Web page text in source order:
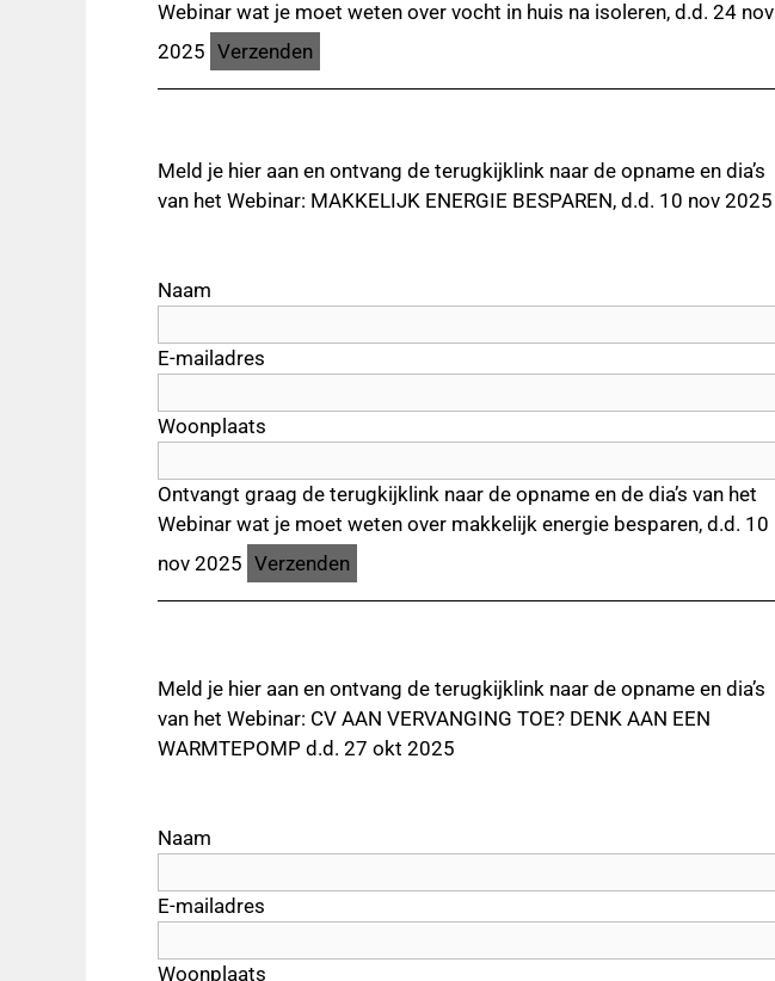
Webinar wat je moet weten over vocht in huis na isoleren, d.d. 24 nov
2025
Meld je hier aan en ontvang de terugkijklink naar de opname en dia’s
van het Webinar: MAKKELIJK ENERGIE BESPAREN, d.d. 10 nov 2025
Naam
E-mailadres
Woonplaats
Ontvangt graag de terugkijklink naar de opname en de dia’s van het
Webinar wat je moet weten over makkelijk energie besparen, d.d. 10
nov 2025
Meld je hier aan en ontvang de terugkijklink naar de opname en dia’s
van het Webinar: CV AAN VERVANGING TOE? DENK AAN EEN
WARMTEPOMP d.d. 27 okt 2025
Naam
E-mailadres
Woonplaats